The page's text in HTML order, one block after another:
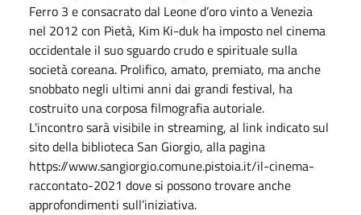
Ferro 3 e consacrato dal Leone d’oro vinto a Venezia
nel 2012 con Pietà, Kim Ki-duk ha imposto nel cinema
occidentale il suo sguardo crudo e spirituale sulla
società coreana. Prolifico, amato, premiato, ma anche
snobbato negli ultimi anni dai grandi festival, ha
costruito una corposa filmografia autoriale.
L'incontro sarà visibile in streaming, al link indicato sul
sito della biblioteca San Giorgio, alla pagina
https://www.sangiorgio.comune.pistoia.it/il-cinema-
raccontato-2021 dove si possono trovare anche
approfondimenti sull’iniziativa.